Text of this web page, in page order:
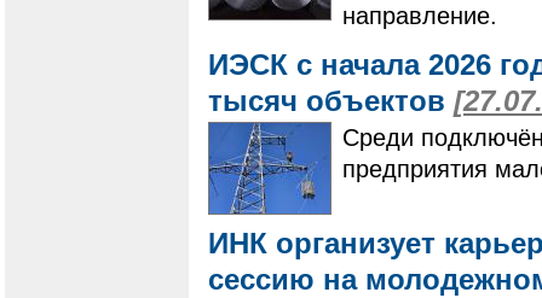
направление.
ИЭСК с начала 2026
тысяч объектов
Среди
предприятия
ИНК организует
сессию на